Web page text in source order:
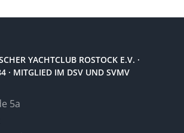
YACHTCLUB ROSTOCK E.V. ·
· MITGLIED IM DSV UND SVMV
5a